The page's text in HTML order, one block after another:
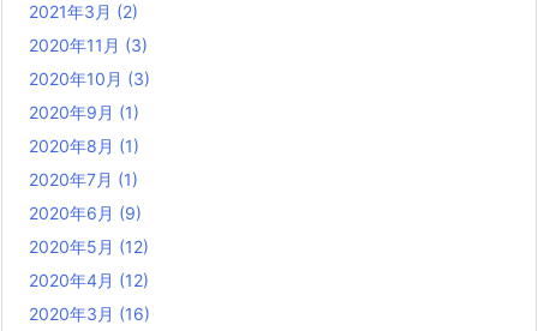
2021年3月 (2)
2020年11月 (3)
2020年10月 (3)
2020年9月 (1)
2020年8月 (1)
2020年7月 (1)
2020年6月 (9)
2020年5月 (12)
2020年4月 (12)
2020年3月 (16)